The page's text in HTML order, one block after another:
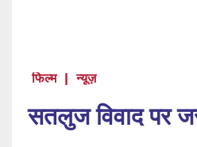
फिल्म | न्यूज़
सतलुज विवाद पर